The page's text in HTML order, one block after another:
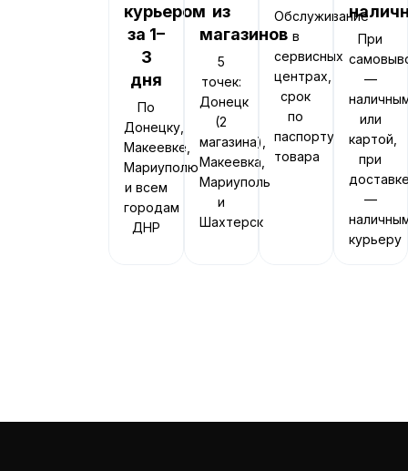
курьером
за 1–
3
дня
По
Донецку,
Макеевке,
Мариуполю
и всем
городам
ДНР
из
магазинов
5
точек:
Донецк
(2
магазина),
Макеевка,
Мариуполь
и
Шахтерск
Обслуживание
в
сервисных
центрах,
срок
по
паспорту
товара
При
—
или
картой,
при
—
курьеру